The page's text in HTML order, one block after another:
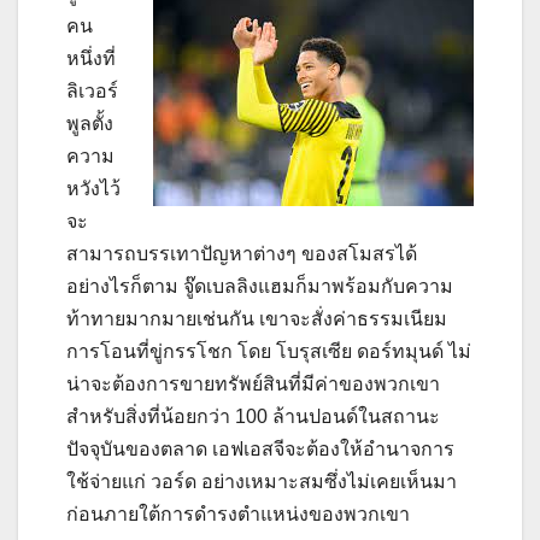
คน
หนึ่งที่
ลิเวอร์
พูลตั้ง
ความ
หวังไว้
จะ
สามารถบรรเทาปัญหาต่างๆ ของสโมสรได้
อย่างไรก็ตาม จู๊ดเบลลิงแฮมก็มาพร้อมกับความ
ท้าทายมากมายเช่นกัน เขาจะสั่งค่าธรรมเนียม
การโอนที่ขู่กรรโชก โดย โบรุสเซีย ดอร์ทมุนด์ ไม่
น่าจะต้องการขายทรัพย์สินที่มีค่าของพวกเขา
สำหรับสิ่งที่น้อยกว่า 100 ล้านปอนด์ในสถานะ
ปัจจุบันของตลาด เอฟเอสจีจะต้องให้อำนาจการ
ใช้จ่ายแก่ วอร์ด อย่างเหมาะสมซึ่งไม่เคยเห็นมา
ก่อนภายใต้การดำรงตำแหน่งของพวกเขา